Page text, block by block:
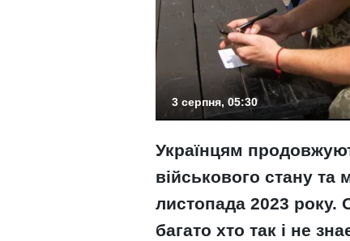
3 серпня, 05:30
Українцям
військового стану та
листопада 2023 року.
багато хто так і не